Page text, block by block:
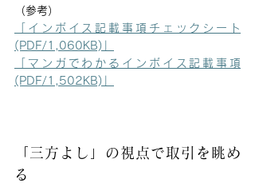
（参考）
「インボイス記載事項チェックシート
(PDF/1,060KB)」
「マンガでわかるインボイス記載事項
(PDF/1,502KB)」
「三方よし」の視点で取引を眺め
る